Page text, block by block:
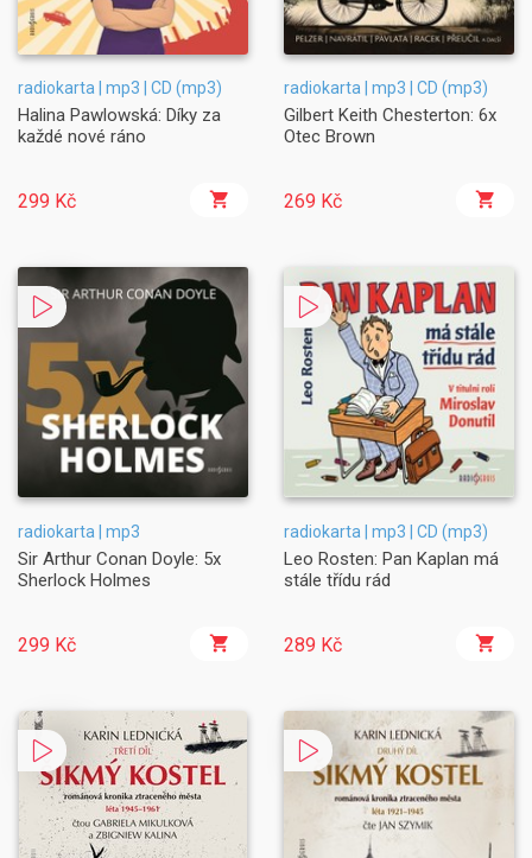
radiokarta | mp3 | CD (mp3)
Halina Pawlowská: Díky za
každé nové ráno
299 Kč
radiokarta | mp3 | CD (mp3)
Gilbert Keith Chesterton: 6x
Otec Brown
269 Kč
radiokarta | mp3
Sir Arthur Conan Doyle: 5x
Sherlock Holmes
299 Kč
radiokarta | mp3 | CD (mp3)
Leo Rosten: Pan Kaplan má
stále třídu rád
289 Kč